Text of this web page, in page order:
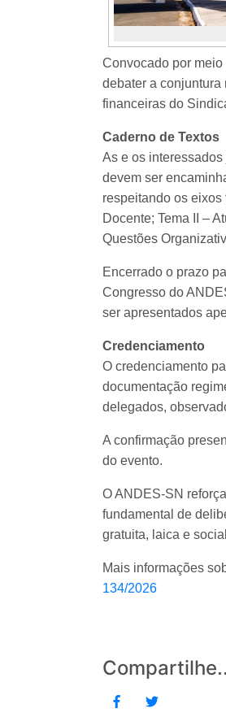
Convocado por meio
debater a
financeiras do
Caderno de Textos
As e os
devem ser
respeitando os
Docente; Tema II –
Questões
Encerrado o prazo
Congresso do
ser apresentados
Credenciamento
O credenciamento
documentação
delegados,
A confirmação
do evento.
O ANDES-SN
fundamental de
gratuita, laica e
Mais informações
134/2026